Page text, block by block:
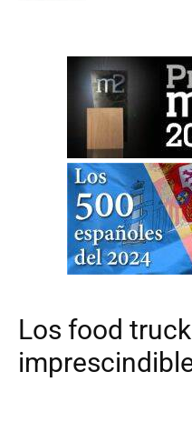
Los food